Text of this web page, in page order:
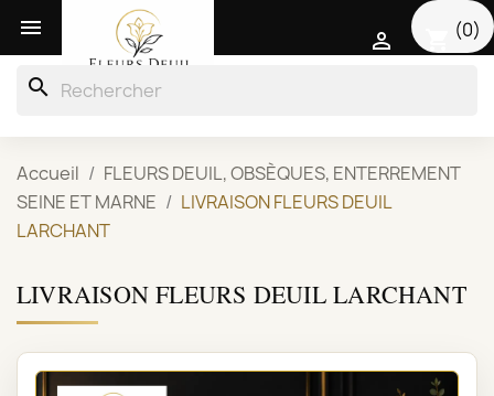
 (0)

search
Accueil
FLEURS DEUIL, OBSÈQUES, ENTERREMENT
SEINE ET MARNE
LIVRAISON FLEURS DEUIL
LARCHANT
LIVRAISON FLEURS DEUIL LARCHANT